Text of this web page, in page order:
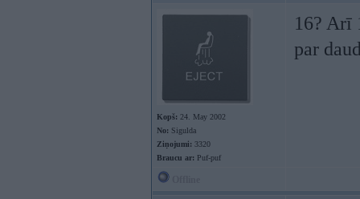
Kopš: 24. May 2002
No: Sigulda
Ziņojumi: 3320
Braucu ar: Puf-puf
16? Arī
par